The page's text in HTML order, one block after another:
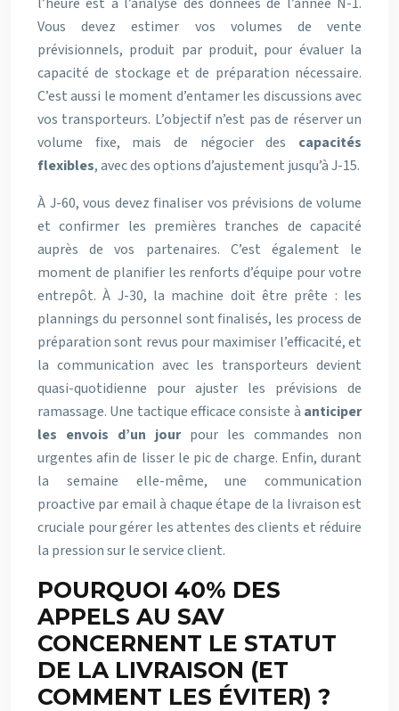
Vous devez estimer vos volumes de vente
prévisionnels, produit par produit, pour évaluer la
capacité de stockage et de préparation nécessaire.
C’est aussi le moment d’entamer les discussions avec
vos transporteurs. L’objectif n’est pas de réserver un
volume fixe, mais de négocier des capacités
flexibles, avec des options d’ajustement jusqu’à J-15.
À J-60, vous devez finaliser vos prévisions de volume
et confirmer les premières tranches de capacité
auprès de vos partenaires. C’est également le
moment de planifier les renforts d’équipe pour votre
entrepôt. À J-30, la machine doit être prête : les
plannings du personnel sont finalisés, les process de
préparation sont revus pour maximiser l’efficacité, et
la communication avec les transporteurs devient
quasi-quotidienne pour ajuster les prévisions de
ramassage. Une tactique efficace consiste à anticiper
les envois d’un jourpour les commandes non
urgentes afin de lisser le pic de charge. Enfin, durant
la semaine elle-même, une communication
proactive par email à chaque étape de la livraison est
cruciale pour gérer les attentes des clients et réduire
la pression sur le service client.
POURQUOI 40% DES
APPELS AU SAV
CONCERNENT LE STATUT
DE LA LIVRAISON (ET
COMMENT LES ÉVITER) ?